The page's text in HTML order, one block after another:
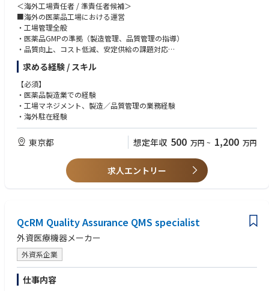
＜海外工場責任者 / 準責任者候補＞
■海外の医薬品工場における運営
・工場管理全般
・医薬品GMPの準拠（製造管理、品質管理の指導）
・品質向上、コスト低減、安定供給の課題対応
・投資管理、エンジニアリング業務
＜海外製薬工場の管理スタッフ＞
■本社（日本）から海外工場を管理（ヒト・モノ・カネ）
・管理指標から生産活動をモニタリング
・品質改善や生産性向上など海外工場への技術支援
＜海外製薬プラントエンジニアリング＞
■海外新工場の企画や設計、建設工事から施工管理、保守などの業務
・グローバルGMPに対応した工場の建設・改修
・新設備の導入、バリデーション業務、設備投資管理
求める経験 / スキル
【必須】
・医薬品製造業での経験
・工場マネジメント、製造／品質管理の業務経験
・海外駐在経験
東京都 想定年収 500 万円 ~ 1,200 万円
求人エントリー
QcRM Quality Assurance QMS specialist
外資医療機器メーカー
外資系企業
仕事内容